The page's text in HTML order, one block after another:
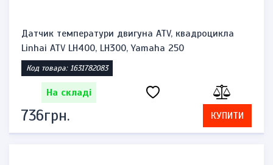
Датчик температури двигуна ATV, квадроцикла
Linhai ATV LH400, LH300, Yamaha 250
Код товара: 1631782083
На складі
736грн. КУПИТИ